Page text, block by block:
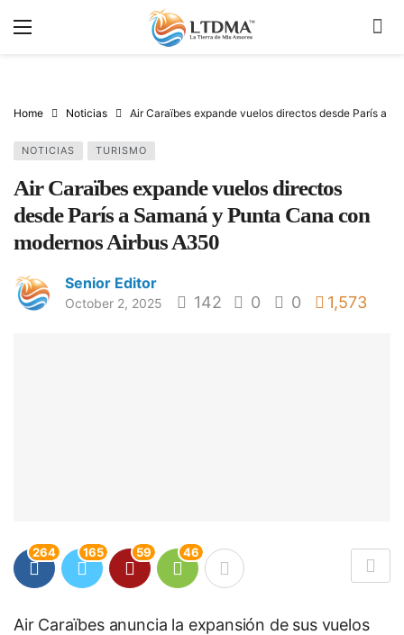
Home Noticias Air Caraïbes expande vuelos directos desde París a
NOTICIAS TURISMO
Air Caraïbes expande vuelos directos
desde París a Samaná y Punta Cana con
modernos Airbus A350
Senior Editor
October 2, 2025 142 0 0 1,573
264 165 59 46
Air Caraïbes anuncia la expansión de sus vuelos